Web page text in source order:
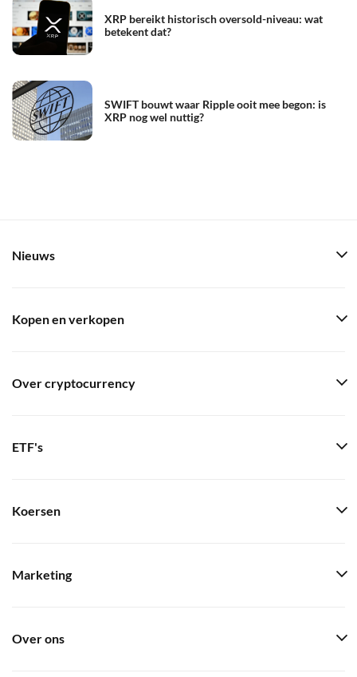
XRP bereikt historisch oversold-niveau: wat
betekent dat?
SWIFT bouwt waar Ripple ooit mee begon: is
XRP nog wel nuttig?
Nieuws
Kopen en verkopen
Over cryptocurrency
ETF's
Koersen
Marketing
Over ons